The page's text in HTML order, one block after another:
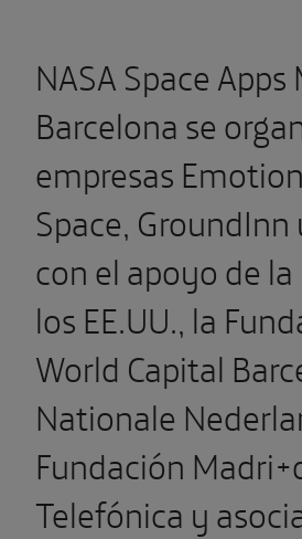
NASA Space
Barcelona se
empresas
Space,
con el apoyo de
los EE.UU., la
World Capital
Nationale
Fundación
Telefónica y